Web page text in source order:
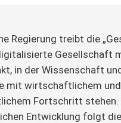
Regierung treibt die
Gesellschaft
in der Wissenschaft
mit wirtschaftlichem und
Fortschritt
Entwicklung folgt